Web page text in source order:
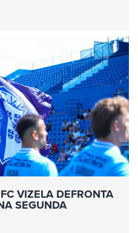
VIZELA DEFRONTA
SEGUNDA